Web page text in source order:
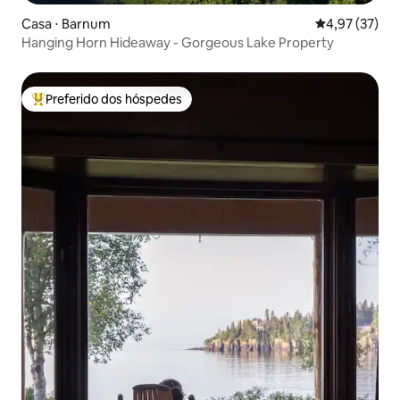
Casa ⋅ Barnum 4,97 de uma
4,97 (37)
Hanging Horn Hideaway - Gorgeous Lake Property
Entre os melhores preferidos dos hóspedes
Preferido dos hóspedes